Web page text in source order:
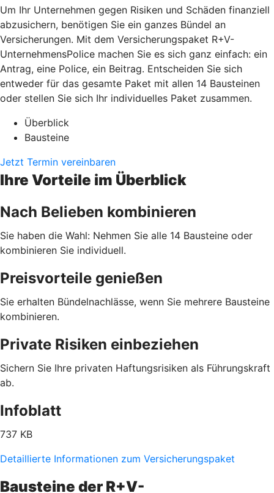
Um Ihr Unternehmen gegen Risiken und Schäden finanziell
abzusichern, benötigen Sie ein ganzes Bündel an
Versicherungen. Mit dem Versicherungspaket R+V-
UnternehmensPolice machen Sie es sich ganz einfach: ein
Antrag, eine Police, ein Beitrag. Entscheiden Sie sich
entweder für das gesamte Paket mit allen 14 Bausteinen
oder stellen Sie sich Ihr individuelles Paket zusammen.
Überblick
Bausteine
Jetzt Termin vereinbaren
Ihre Vorteile im Überblick
Nach Belieben kombinieren
Sie haben die Wahl: Nehmen Sie alle 14 Bausteine oder
kombinieren Sie individuell.
Preisvorteile genießen
Sie erhalten Bündelnachlässe, wenn Sie mehrere Bausteine
kombinieren.
Private Risiken einbeziehen
Sichern Sie Ihre privaten Haftungsrisiken als Führungskraft
ab.
Infoblatt
737 KB
Detaillierte Informationen zum Versicherungspaket
Bausteine der R+V-